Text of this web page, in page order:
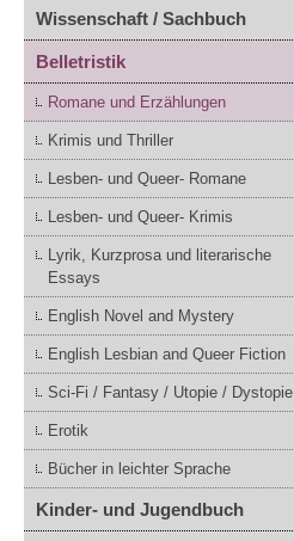
Wissenschaft / Sachbuch
Belletristik
Romane und Erzählungen
Krimis und Thriller
Lesben- und Queer- Romane
Lesben- und Queer- Krimis
Lyrik, Kurzprosa und literarische
Essays
English Novel and Mystery
English Lesbian and Queer Fiction
Sci-Fi / Fantasy / Utopie / Dystopie
Erotik
Bücher in leichter Sprache
Kinder- und Jugendbuch